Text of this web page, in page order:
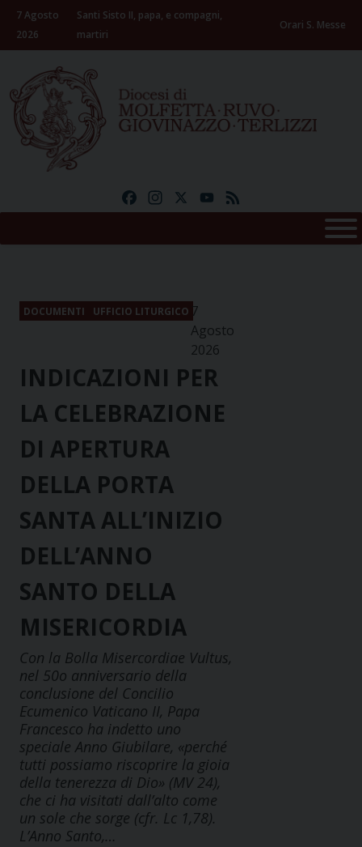
Skip
content
7 Agosto
2026
Santi Sisto II, papa, e compagni,
martiri
Orari S. Messe
FacebookInstagramYouTube
DOCUMENTI UFFICIO LITURGICO 7
Agosto
2026
INDICAZIONI PER
LA CELEBRAZIONE
DI APERTURA
DELLA PORTA
SANTA ALL’INIZIO
DELL’ANNO
SANTO DELLA
MISERICORDIA
Con la Bolla Misercordiae Vultus,
nel 50o anniversario della
conclusione del Concilio
Ecumenico Vaticano II, Papa
Francesco ha indetto uno
speciale Anno Giubilare, «perché
tutti possiamo riscoprire la gioia
della tenerezza di Dio» (MV 24),
che ci ha visitati dall’alto come
un sole che sorge (cfr. Lc 1,78).
L’Anno Santo,…